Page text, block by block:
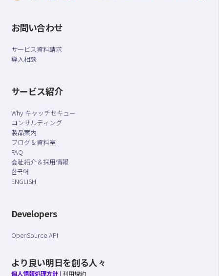
お問い合わせ
サービス資料請求
導入相談
サービス紹介
Why キャッチセキュー
コンサルティング
製品案内
ブログ＆資料室
FAQ
会社紹介＆採用情報
한국어
ENGLISH
Developers
OpenSource API
より良い明日を創る人々
個人情報処理方針| 利用規約